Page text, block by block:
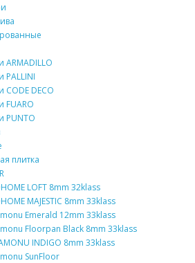
PALLINI
DECO
FUARO
PUNTO
плитка
LOFT 8mm 32klass
MAJESTIC 8mm 33klass
Emerald 12mm 33klass
Floorpan Black 8mm 33klass
INDIGO 8mm 33klass
SunFloor